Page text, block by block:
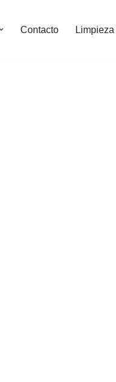
Contacto Limpieza